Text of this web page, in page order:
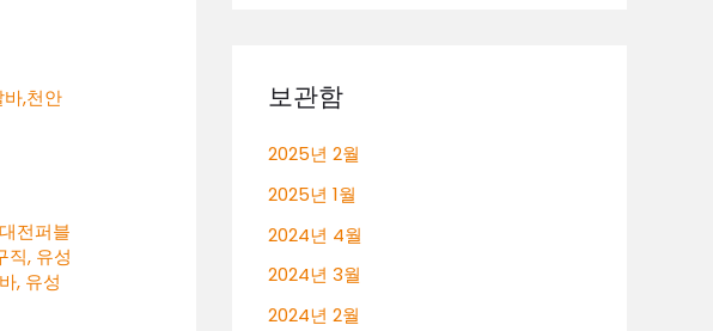
대전퍼블
직, 유성
, 유성
보관함
2025년 2월
2025년 1월
2024년 4월
2024년 3월
2024년 2월